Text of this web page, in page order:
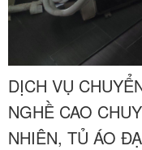
DỊCH VỤ
NGHỀ CAO
NHIÊN, TỦ ÁO